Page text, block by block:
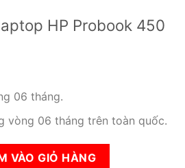
HP Probook 450
06 tháng.
vòng 06 tháng trên toàn quốc.
Probook 450 G3 số lượng
VÀO GIỎ HÀNG